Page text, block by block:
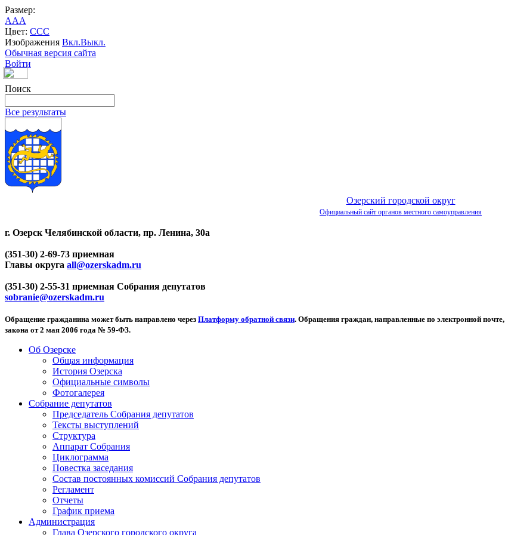
Размер:
AAA
Цвет: CCC
Изображения Вкл.Выкл.
Обычная версия сайта
Войти
Поиск
Все результаты
Озерский городской округ
Официальный сайт органов местного самоуправления
г. Озерск Челябинской области, пр. Ленина, 30а
(351-30) 2-69-73 приемная
Главы округа all@ozerskadm.ru
(351-30) 2-55-31 приемная Собрания депутатов
sobranie@ozerskadm.ru
Обращение гражданина может быть направлено через Платформу обратной связи. Обращения граждан, направленные по электронной почте,
закона от 2 мая 2006 года № 59-ФЗ.
Об Озерске
Общая информация
История Озерска
Официальные символы
Фотогалерея
Собрание депутатов
Председатель Собрания депутатов
Тексты выступлений
Структура
Аппарат Собрания
Циклограмма
Повестка заседания
Состав постоянных комиссий Собрания депутатов
Регламент
Отчеты
График приема
Администрация
Глава Озерского городского округа